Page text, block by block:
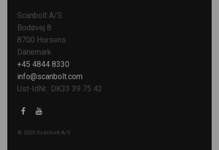
Scanbolt A/S
Bodøvej 8
8700 Horsens
Dänemark
+45 4844 8330
info@scanbolt.com
Ust-IdNr.: DK33 39 75 42
© 2025 Scanbolt A/S